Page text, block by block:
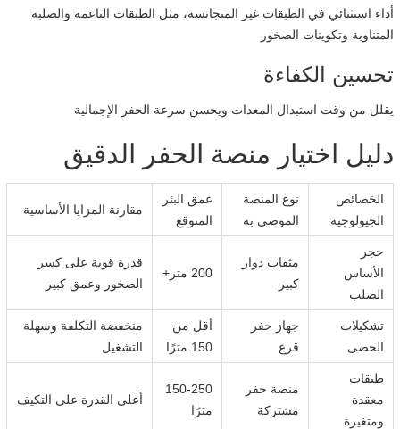
أداء استثنائي في الطبقات غير المتجانسة، مثل الطبقات الناعمة والصلبة
المتناوبة وتكوينات الصخور
تحسين الكفاءة
يقلل من وقت استبدال المعدات ويحسن سرعة الحفر الإجمالية
دليل اختيار منصة الحفر الدقيق
الخصائص
الجيولوجية
نوع المنصة
الموصى به
عمق البئر
المتوقع
مقارنة المزايا الأساسية
حجر
الأساس
الصلب
مثقاب دوار
كبير
200 متر+
قدرة قوية على كسر
الصخور وعمق كبير
تشكيلات
الحصى
جهاز حفر
قرع
أقل من
150 مترًا
منخفضة التكلفة وسهلة
التشغيل
طبقات
معقدة
ومتغيرة
منصة حفر
مشتركة
150-250
مترًا
أعلى القدرة على التكيف